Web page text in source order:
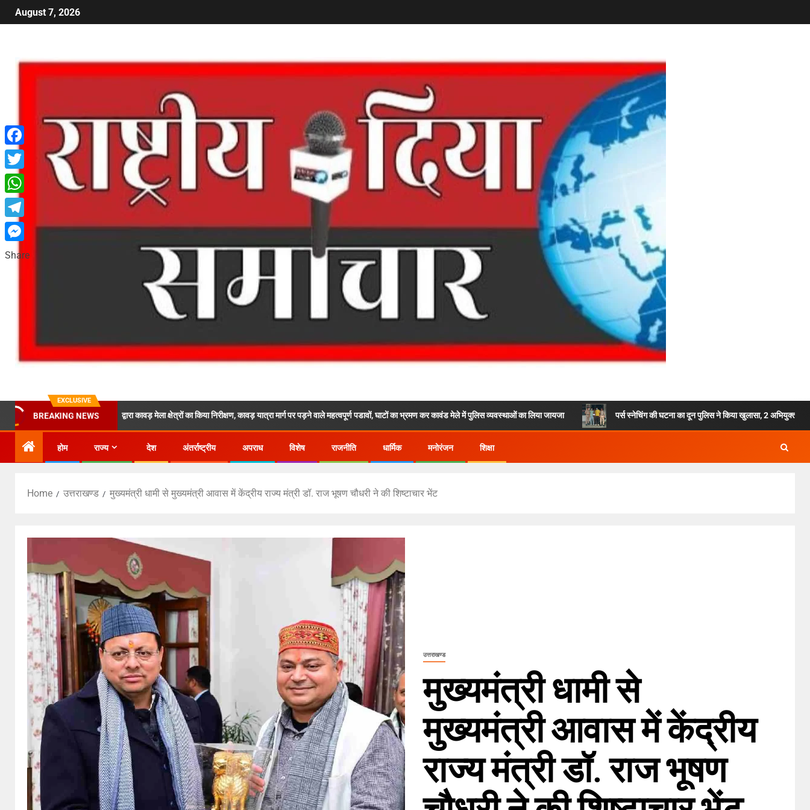
August 7, 2026
EXCLUSIVE
BREAKING NEWS
पर एसपी ऋषिकेश द्वारा कावड़ मेला क्षेत्रों का किया निरीक्षण, कावड़ यात्रा मार्ग पर पड़ने वाले महत्वपूर्ण पडावों, घाटों का भ्रमण कर कावंड मेले में पुलिस व्यवस्थाओं का लिया जायजा पर्स स्नेचिंग की घटना का दून पुलिस ने किया खुलासा, 2 अभियुक्तों को किया गिरफ्तार
होम राज्य देश अंतर्राष्ट्रीय अपराध विशेष राजनीति धार्मिक मनोरंजन शिक्षा
Home उत्तराखण्ड मुख्यमंत्री धामी से मुख्यमंत्री आवास में केंद्रीय राज्य मंत्री डॉ. राज भूषण चौधरी ने की शिष्टाचार भेंट
उत्तराखण्ड
मुख्यमंत्री धामी से
मुख्यमंत्री आवास में केंद्रीय
राज्य मंत्री डॉ. राज भूषण
Facebook
Twitter
WhatsApp
Telegram
Messenger
Share